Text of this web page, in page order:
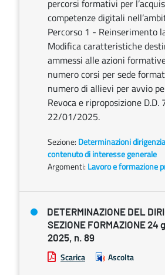
percorsi formativi per
competenze digitali
Percorso 1 - Reinserimento
Modifica caratteristiche
ammessi alle azioni
numero corsi per sede
numero di allievi per avvio
Revoca e riproposizione D.D.
22/01/2025.
Sezione: Determinazioni
contenuto di interesse generale
Argomenti: Lavoro e formazione
DETERMINAZIONE DEL
SEZIONE FORMAZIONE 24
2025, n. 89
Scarica Ascolta